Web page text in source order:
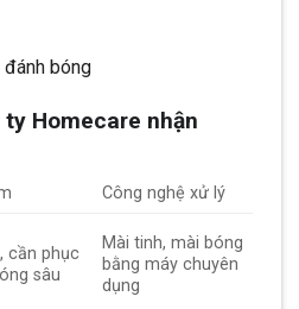
đánh bóng
Homecare nhận
Công nghệ xử lý
cần phục
sâu
Mài tinh, mài bóng
bằng máy chuyên
dụng